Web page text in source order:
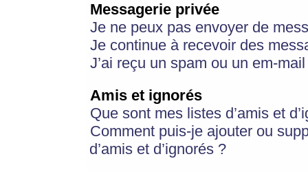
Messagerie privée
Je ne peux pas envoyer de
Je continue à recevoir des
J’ai reçu un spam ou un em-
Amis et ignorés
Que sont mes listes d’amis et
Comment puis-je ajouter ou
d’amis et d’ignorés ?